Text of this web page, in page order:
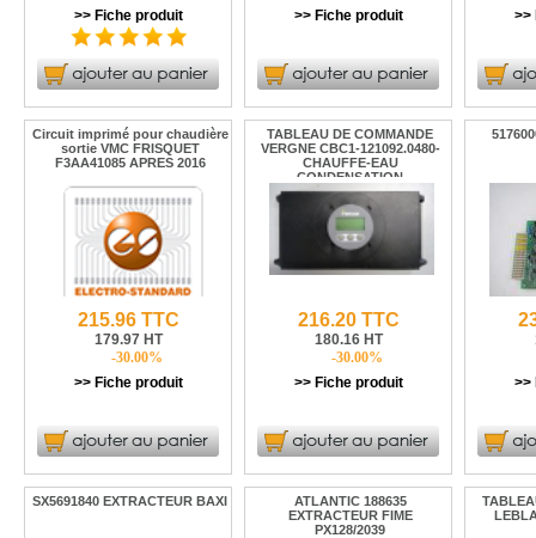
>> Fiche produit
>> Fiche produit
>>
Circuit imprimé pour chaudière
sortie VMC FRISQUET
F3AA41085 APRES 2016
215.96 TTC
179.97 HT
-30.00%
>> Fiche produit
TABLEAU DE COMMANDE
VERGNE CBC1-121092.0480-
CHAUFFE-EAU
CONDENSATION
216.20 TTC
180.16 HT
-30.00%
>> Fiche produit
>>
SX5691840 EXTRACTEUR BAXI
ATLANTIC 188635
EXTRACTEUR FIME
PX128/2039